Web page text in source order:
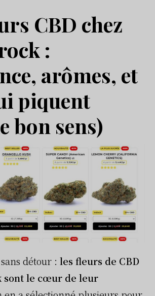
CBD chez
:
arômes, et
piquent
bon sens)
détour : les fleurs de CBD
sont le cœur de leur